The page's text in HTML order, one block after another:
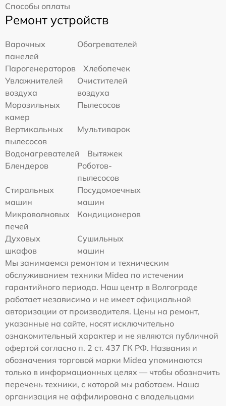
Способы оплаты
Ремонт устройств
Варочных
панелей
Обогревателей
Парогенераторов
Хлебопечек
Увлажнителей
воздуха
Очистителей
воздуха
Морозильных
камер
Пылесосов
Вертикальных
пылесосов
Мультиварок
Водонагревателей
Вытяжек
Блендеров
Роботов-
пылесосов
Стиральных
машин
Посудомоечных
машин
Микроволновых
печей
Кондиционеров
Духовых
шкафов
Сушильных
машин
Мы занимаемся ремонтом и техническим
обслуживанием техники Midea по истечении
гарантийного периода. Наш центр в Волгограде
работает независимо и не имеет официальной
авторизации от производителя. Цены на ремонт,
указанные на сайте, носят исключительно
ознакомительный характер и не являются публичной
офертой согласно п. 2 ст. 437 ГК РФ. Названия и
обозначения торговой марки Midea упоминаются
только в информационных целях — чтобы обозначить
перечень техники, с которой мы работаем. Наша
организация не аффилирована с владельцами